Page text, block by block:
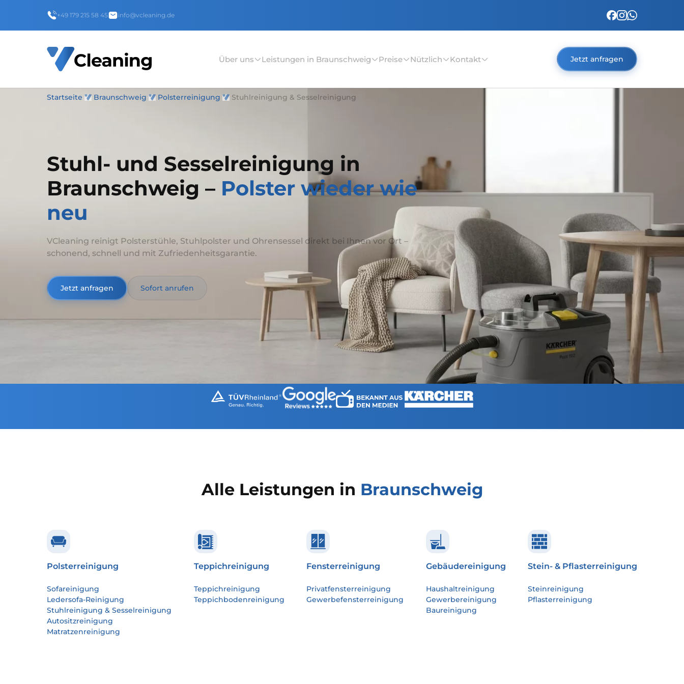
+49 179 215 58 45 info@vcleaning.de
Über uns Leistungen in Braunschweig Preise Nützlich Kontakt Jetzt anfragen
Startseite Braunschweig Polsterreinigung Stuhlreinigung & Sesselreinigung
Stuhl- und Sesselreinigung in
Braunschweig – Polster wieder wie
neu
VCleaning reinigt Polsterstühle, Stuhlpolster und Ohrensessel direkt bei Ihnen vor Ort –
schonend, schnell und mit Zufriedenheitsgarantie.
Jetzt anfragen Sofort anrufen
Alle Leistungen in Braunschweig
Polsterreinigung
Sofareinigung
Ledersofa-Reinigung
Stuhlreinigung & Sesselreinigung
Autositzreinigung
Matratzenreinigung
Teppichreinigung
Teppichreinigung
Teppichbodenreinigung
Fensterreinigung
Privatfensterreinigung
Gewerbefensterreinigung
Gebäudereinigung
Haushaltreinigung
Gewerbereinigung
Baureinigung
Stein- & Pflasterreinigung
Steinreinigung
Pflasterreinigung